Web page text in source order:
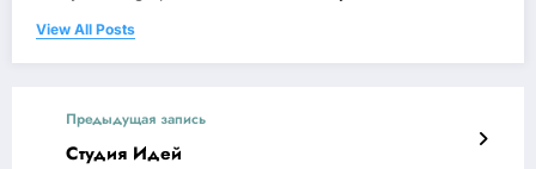
View All Posts
Предыдущая запись
Студия Идей